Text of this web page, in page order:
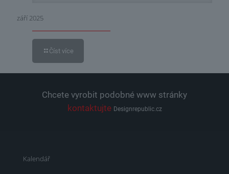
září 2025
Číst více
Chcete vyrobit podobné www stránky
kontaktujte Designrepublic.cz
Kalendář